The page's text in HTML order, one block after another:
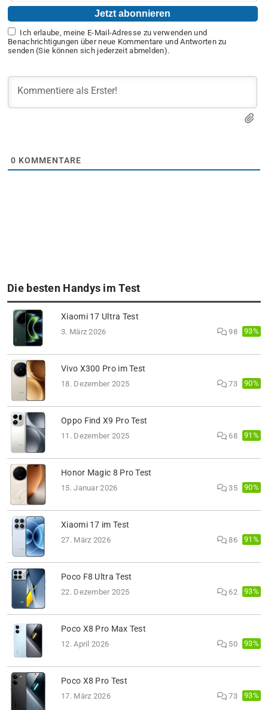
Ich erlaube, meine E-Mail-Adresse zu verwenden und
Benachrichtigungen über neue Kommentare und Antworten zu
senden (Sie können sich jederzeit abmelden).
0 KOMMENTARE
Die besten Handys im Test
Xiaomi 17 Ultra Test
3. März 2026 98 93%
Vivo X300 Pro im Test
18. Dezember 2025 73 90%
Oppo Find X9 Pro Test
11. Dezember 2025 68 91%
Honor Magic 8 Pro Test
15. Januar 2026 35 90%
Xiaomi 17 im Test
27. März 2026 86 91%
Poco F8 Ultra Test
22. Dezember 2025 62 93%
Poco X8 Pro Max Test
12. April 2026 50 93%
Poco X8 Pro Test
17. März 2026 73 93%